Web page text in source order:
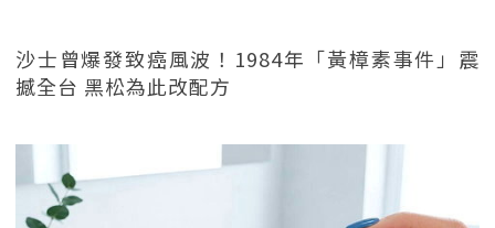
沙士曾爆發致癌風波！1984年「黃樟素事件」震
撼全台 黑松為此改配方